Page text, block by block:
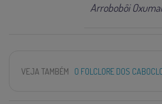
Arrobobôi
VEJA TAMBÉM O FOLCLORE DOS